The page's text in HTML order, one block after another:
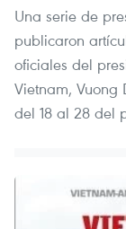
Una serie de
publicaron
oficiales del
Vietnam, Vuong
del 18 al 28 del